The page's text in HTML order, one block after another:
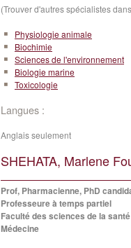
(Trouver d'autres spécialistes
Physiologie animale
Biochimie
Sciences de l'environnement
Biologie marine
Toxicologie
Langues :
Anglais seulement
SHEHATA, Marlene
Prof, Pharmacienne, PhD
Professeure à temps partiel
Faculté des sciences de la santé
Médecine